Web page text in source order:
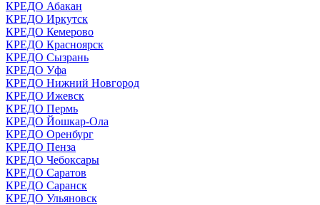
КРЕДО Абакан
КРЕДО Иркутск
КРЕДО Кемерово
КРЕДО Красноярск
КРЕДО Сызрань
КРЕДО Уфа
КРЕДО Нижний Новгород
КРЕДО Ижевск
КРЕДО Пермь
КРЕДО Йошкар-Ола
КРЕДО Оренбург
КРЕДО Пенза
КРЕДО Чебоксары
КРЕДО Саратов
КРЕДО Саранск
КРЕДО Ульяновск